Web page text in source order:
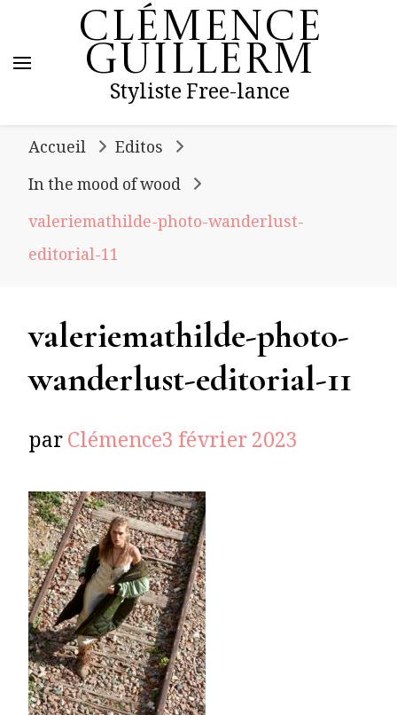
Clémence
Guillerm
Styliste Free-lance
Accueil
Editos
In the mood of wood
valeriemathilde-photo-wanderlust-
editorial-11
valeriemathilde-photo-
wanderlust-editorial-11
parClémence3 février 2023